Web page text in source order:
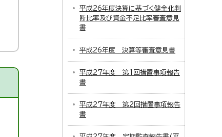
平成26年度決算に基づく健全化判
断比率及び資金不足比率審査意見
書
平成26年度 決算等審査意見書
平成27年度 第1回措置事項報告
書
平成27年度 第2回措置事項報告
書